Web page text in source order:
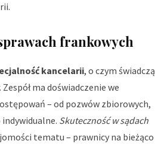
frankowych
kancelarii, o czym świadczą
ma doświadczenie we
– od pozwów zbiorowych,
Skuteczność w sądach
tematu – prawnicy na bieżąco